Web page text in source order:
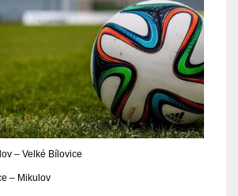
– Velké Bílovice
– Mikulov